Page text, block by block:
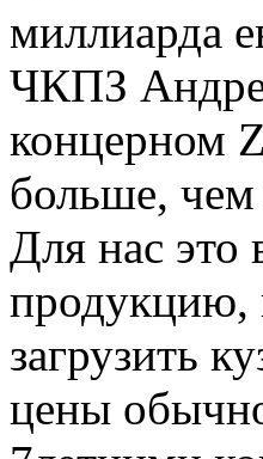
миллиарда
ЧКПЗ
концерном
больше, чем
Для нас это
продукцию,
загрузить
цены